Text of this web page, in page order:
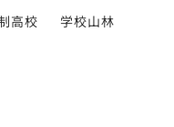
高校
学校山林